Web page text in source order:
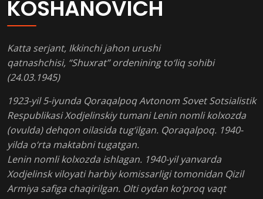
KOSHANOVICH
Katta serjant, Ikkinchi jahon urushi
qatnashchisi, “Shuxrat” ordenining to‘liq sohibi
(24.03.1945)
1923-yil 5-iyunda Qoraqalpoq Avtonom Sovet Sotsialistik
Respublikasi Xodjelinskiy tumani Lenin nomli kolxozda
(ovulda) dehqon oilasida tug‘ilgan. Qoraqalpoq. 1940-
yilda o‘rta maktabni tugatgan.
Lenin nomli kolxozda ishlagan. 1940-yil yanvarda
Xodjelinsk viloyati harbiy komissarligi tomonidan Qizil
Armiya safiga chaqirilgan. Olti oydan ko‘proq vaqt